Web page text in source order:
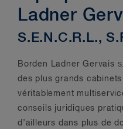
Ladner
S.E.N.C.R.L.,
Borden Ladner Gervais
des plus grands
véritablement
conseils juridiques
d’ailleurs dans plus de